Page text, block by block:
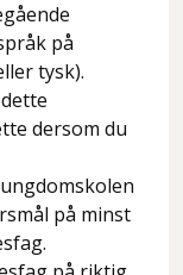
på
tysk)​.
dersom du
på minst